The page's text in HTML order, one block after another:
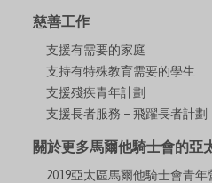
慈善工作
支援有需要的家庭
支持有特殊教育需要的學生
支援殘疾青年計劃
支援長者服務 – 飛躍長者計劃
關於更多馬爾他騎士會的亞
2019亞太區馬爾他騎士會青年